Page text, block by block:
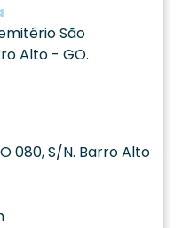
São
Alto - GO.
080, S/N. Barro Alto